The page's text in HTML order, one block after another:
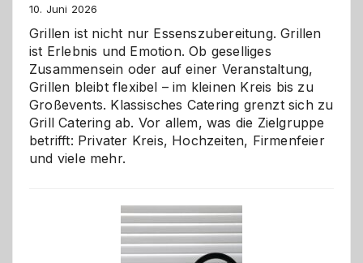
10. Juni 2026
Grillen ist nicht nur Essenszubereitung. Grillen
ist Erlebnis und Emotion. Ob geselliges
Zusammensein oder auf einer Veranstaltung,
Grillen bleibt flexibel – im kleinen Kreis bis zu
Großevents. Klassisches Catering grenzt sich zu
Grill Catering ab. Vor allem, was die Zielgruppe
betrifft: Privater Kreis, Hochzeiten, Firmenfeier
und viele mehr.